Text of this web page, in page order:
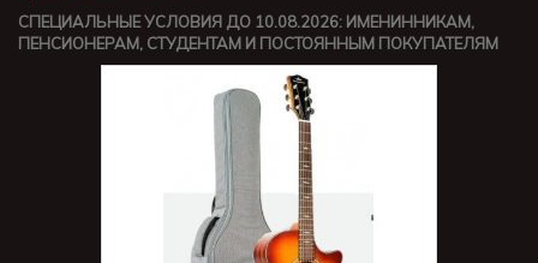
СПЕЦИАЛЬНЫЕ УСЛОВИЯ ДО 10.08.2026: ИМЕНИННИКАМ,
ПЕНСИОНЕРАМ, СТУДЕНТАМ И ПОСТОЯННЫМ ПОКУПАТЕЛЯМ